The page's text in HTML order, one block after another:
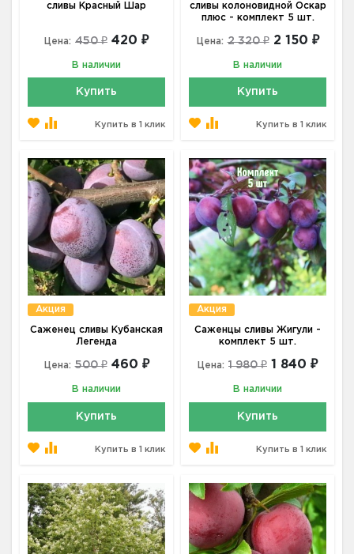
сливы Красный Шар
Цена: 450 ₽ 420 ₽
В наличии
Купить
Купить в 1 клик
сливы колоновидной Оскар
плюс - комплект 5 шт.
Цена: 2 320 ₽ 2 150 ₽
В наличии
Купить
Купить в 1 клик
Акция
Саженец сливы Кубанская
Легенда
Цена: 500 ₽ 460 ₽
В наличии
Купить
Купить в 1 клик
Акция
Саженцы сливы Жигули -
комплект 5 шт.
Цена: 1 980 ₽ 1 840 ₽
В наличии
Купить
Купить в 1 клик